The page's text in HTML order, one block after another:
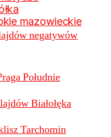
mazowieckie
negatywów
Południe
Białołęka
Tarchomin